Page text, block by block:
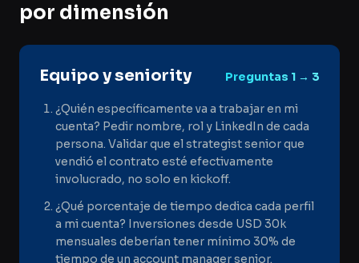
por dimensión
Equipo y seniority Preguntas 1 → 3
¿Quién específicamente va a trabajar en mi
cuenta? Pedir nombre, rol y LinkedIn de cada
persona. Validar que el strategist senior que
vendió el contrato esté efectivamente
involucrado, no solo en kickoff.
¿Qué porcentaje de tiempo dedica cada perfil
a mi cuenta? Inversiones desde USD 30k
mensuales deberían tener mínimo 30% de
tiempo de un account manager senior.